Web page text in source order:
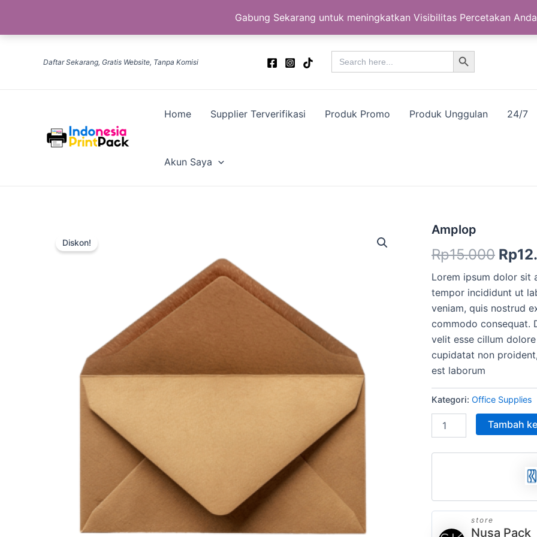
Gabung Sekarang untuk meningkatkan Visibilitas Percetakan
Daftar Sekarang, Gratis Website, Tanpa Komisi
Search
for:
Search Button
Home Supplier Terverifikasi Produk Promo Produk Unggulan 24/7
Akun Saya
Diskon!
Amplop
Rp15.000 Rp
Lorem ipsum dolor sit
tempor incididunt ut
veniam, quis nostrud
commodo consequat.
velit esse cillum
cupidatat non
est laborum
Kategori: Office Supplies
Kuantitas
Amplop
Tambah
store
Nusa Pack